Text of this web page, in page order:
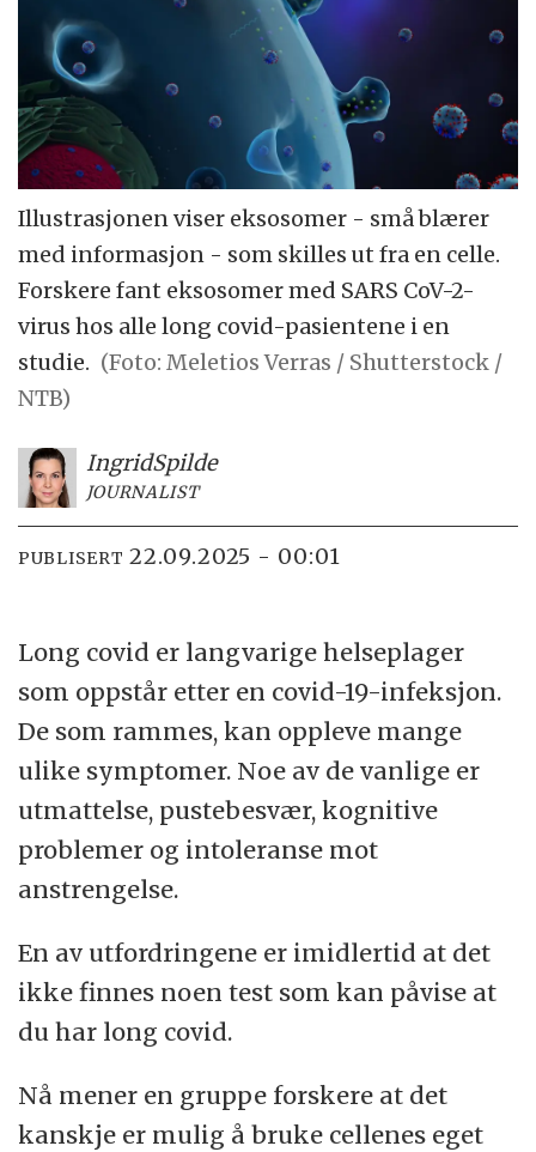
Illustrasjonen viser eksosomer - små blærer
med informasjon - som skilles ut fra en celle.
Forskere fant eksosomer med SARS CoV-2-
virus hos alle long covid-pasientene i en
studie. (Foto: Meletios Verras / Shutterstock /
NTB)
IngridSpilde
JOURNALIST
PUBLISERT 22.09.2025 - 00:01
Long covid er langvarige helseplager
som oppstår etter en covid-19-infeksjon.
De som rammes, kan oppleve mange
ulike symptomer. Noe av de vanlige er
utmattelse, pustebesvær, kognitive
problemer og intoleranse mot
anstrengelse.
En av utfordringene er imidlertid at det
ikke finnes noen test som kan påvise at
du har long covid.
Nå mener en gruppe forskere at det
kanskje er mulig å bruke cellenes eget